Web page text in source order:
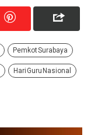
Pemkot Surabaya
Hari Guru Nasional